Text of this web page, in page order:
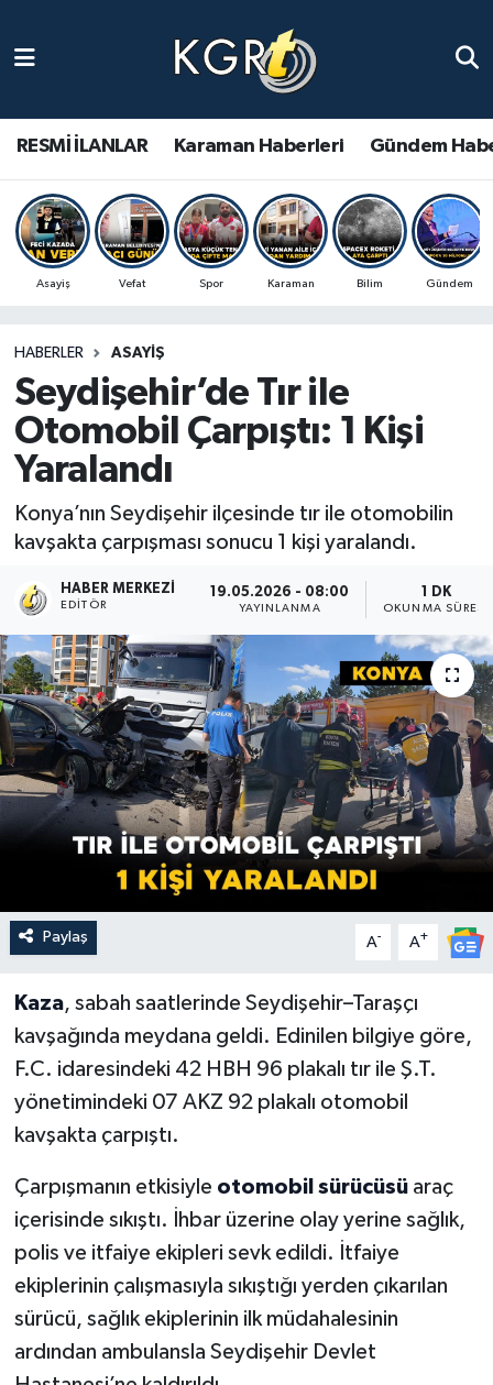
RESMİ İLANLAR Karaman Haberleri Gündem
Asayiş Vefat Spor Karaman Bilim Gündem
HABERLER ASAYIŞ
Seydişehir’de Tır ile
Otomobil Çarpıştı: 1 Kişi
Yaralandı
Konya’nın Seydişehir ilçesinde tır ile otomobilin
kavşakta çarpışması sonucu 1 kişi yaralandı.
HABER MERKEZI
EDITÖR
19.05.2026 - 08:00
YAYINLANMA
1 DK
OKUNMA SÜRESI
Paylaş A- A+
Kaza, sabah saatlerinde Seydişehir–Taraşçı
kavşağında meydana geldi. Edinilen bilgiye göre,
F.C. idaresindeki 42 HBH 96 plakalı tır ile Ş.T.
yönetimindeki 07 AKZ 92 plakalı otomobil
kavşakta çarpıştı.
Çarpışmanın etkisiyle otomobil sürücüsüaraç
içerisinde sıkıştı. İhbar üzerine olay yerine sağlık,
polis ve itfaiye ekipleri sevk edildi. İtfaiye
ekiplerinin çalışmasıyla sıkıştığı yerden çıkarılan
sürücü, sağlık ekiplerinin ilk müdahalesinin
ardından ambulansla Seydişehir Devlet
Gündem Haberleri
Güncel Haberler
Spor Haberleri
Ulusal Haberler
Vefat Edenler